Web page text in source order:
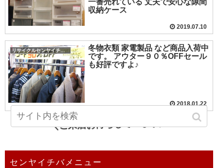
一番売れている 丈夫で安心な隙間
収納ケース
2019.07.10
リサイクルセンヤイチバ小城店
冬物衣類 家電製品 など商品入荷中
です。 アウター９０％OFFセール
も好評ですよ♪
2018.01.22
＼ご来店お待ちしています／
センヤイチバメニュー